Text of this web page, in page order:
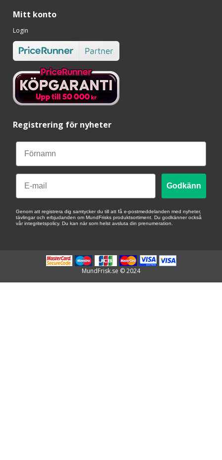
Mitt konto
Login
Registrering för nyheter
Email
Godkänn
Genom att registrera dig samtycker du till att få e-postmeddelanden med nyheter,
tävlingar och erbjudanden om MundFrisks produktsortiment. Du godkänner också
vår integritetspolicy. Du kan när som helst avsluta din prenumeration.
MundFrisk.se © 2024